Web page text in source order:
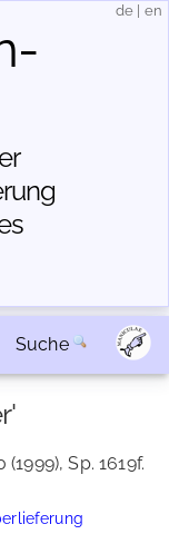
de en
Suche
(1999), Sp. 1619f.